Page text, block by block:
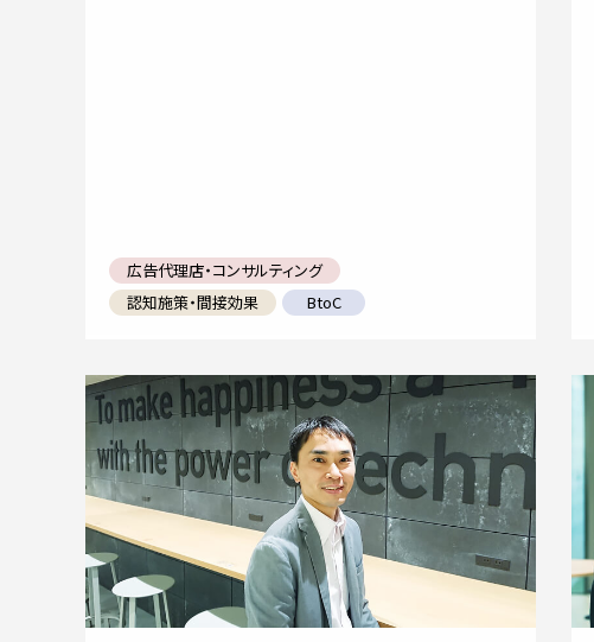
広告代理店・コンサルティング
認知施策・間接効果
BtoC